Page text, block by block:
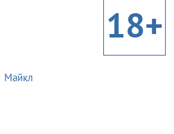
18+
Майкл